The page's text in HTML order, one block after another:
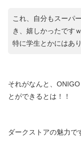
これ、自分もスーパ
き、嬉しかったですｗ
特に学生とかにはあ
それがなんと、
とができるとは！！
ダークストアの魅力で